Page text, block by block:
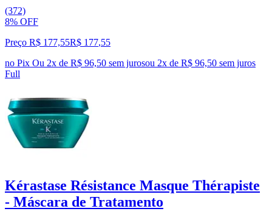
(372)
8% OFF
Preço R$ 177,55R$ 177,55
no Pix Ou 2x de R$ 96,50 sem jurosou 2x de R$ 96,50 sem juros
Full
Kérastase Résistance Masque Thérapiste
- Máscara de Tratamento